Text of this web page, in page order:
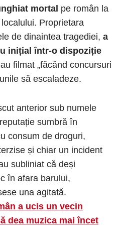
mortal pe român la
Proprietara
de dinaintea tragediei, a
inițial într-o dispoziție
filmat „făcând concursuri
să escaladeze.
anterior sub numele
sumbră în
consum de droguri,
și chiar un incident
subliniat că deși
în afara barului,
una agitată.
a ucis un vecin
dea muzica mai încet